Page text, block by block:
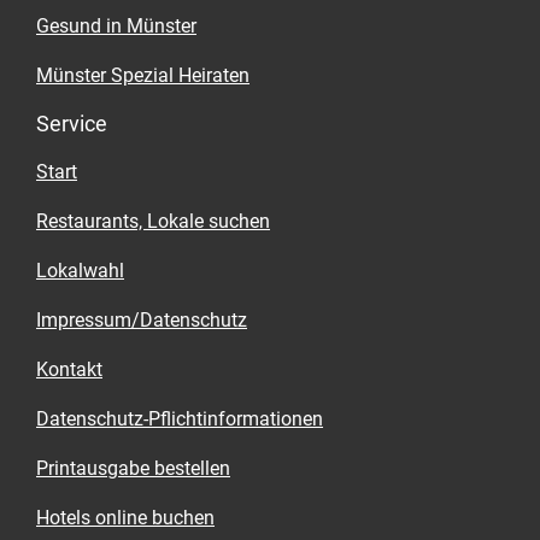
Gesund in Münster
Münster Spezial Heiraten
Service
Start
Restaurants, Lokale suchen
Lokalwahl
Impressum/Datenschutz
Kontakt
Datenschutz-Pflichtinformationen
Printausgabe bestellen
Hotels online buchen